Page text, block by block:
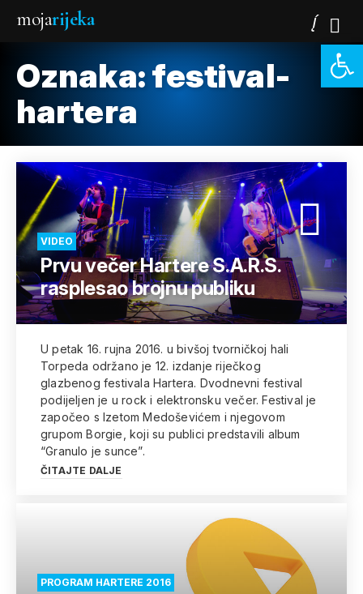
mojarijeka
Oznaka:festival-
hartera
VIDEO
Prvu večer Hartere S.A.R.S.
rasplesao brojnu publiku
U petak 16. rujna 2016. u bivšoj tvorničkoj hali
Torpeda održano je 12. izdanje riječkog
glazbenog festivala Hartera. Dvodnevni festival
podijeljen je u rock i elektronsku večer. Festival je
započeo s Izetom Medoševićem i njegovom
grupom Borgie, koji su publici predstavili album
“Granulo je sunce”.
ČITAJTE DALJE
PROGRAM HARTERE 2016